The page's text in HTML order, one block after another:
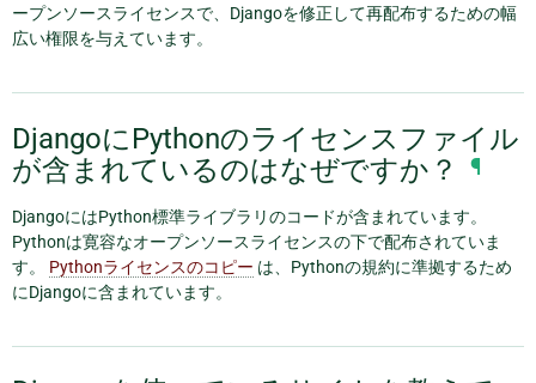
ープンソースライセンスで、Djangoを修正して再配布するための幅
広い権限を与えています。
DjangoにPythonのライセンスファイル
が含まれているのはなぜですか？
¶
DjangoにはPython標準ライブラリのコードが含まれています。
Pythonは寛容なオープンソースライセンスの下で配布されていま
す。 Pythonライセンスのコピー は、Pythonの規約に準拠するため
にDjangoに含まれています。